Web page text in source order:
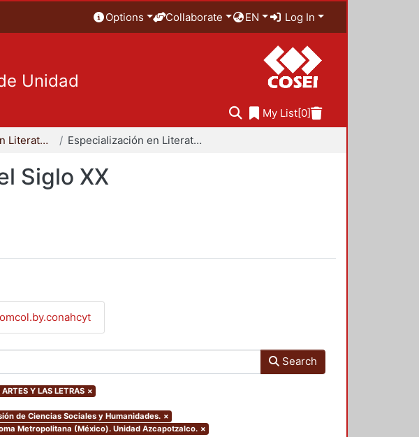
Options Collaborate EN Log In
Unidad
My List[0]
Especialización en Literatura Mexicana del Siglo XX Especialización en Literatura Mexicana del Siglo XX
Siglo XX
Search
Y LAS LETRAS ×
de Ciencias Sociales y Humanidades. ×
Metropolitana (México). Unidad Azcapotzalco. ×